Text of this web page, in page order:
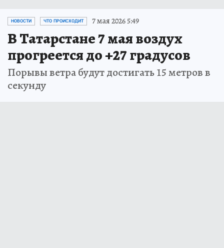
НОВОСТИ ЧТО ПРОИСХОДИТ 7 мая 2026 5:49
В Татарстане 7 мая воздух
прогреется до +27 градусов
Порывы ветра будут достигать 15 метров в
секунду